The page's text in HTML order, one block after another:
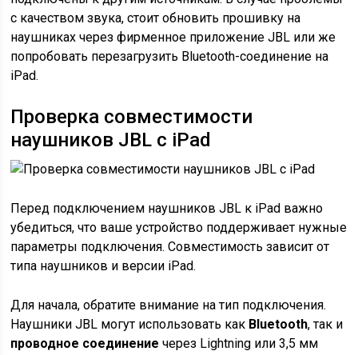
с качеством звука, стоит обновить прошивку на
наушниках через фирменное приложение JBL или же
попробовать перезагрузить Bluetooth-соединение на
iPad.
Проверка совместимости
наушников JBL с iPad
Перед подключением наушников JBL к iPad важно
убедиться, что ваше устройство поддерживает нужные
параметры подключения. Совместимость зависит от
типа наушников и версии iPad.
Для начала, обратите внимание на тип подключения.
Наушники JBL могут использовать как Bluetooth, так и
проводное соединение через Lightning или 3,5 мм